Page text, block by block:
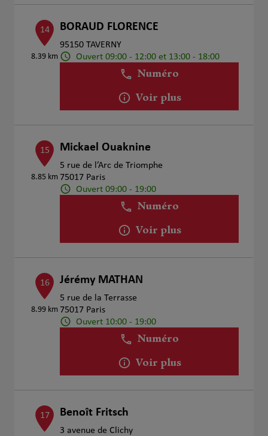
14
8.39 km
BORAUD FLORENCE
95150 TAVERNY
Ouvert 09:00 - 12:00 et 13:00 - 18:00
Numéro
Voir plus
15
8.85 km
Mickael Ouaknine
5 rue de l’Arc de Triomphe
75017 Paris
Ouvert 09:00 - 19:00
Numéro
Voir plus
16
8.99 km
Jérémy MATHAN
5 rue de la Terrasse
75017 Paris
Ouvert 10:00 - 19:00
Numéro
Voir plus
17 Benoît Fritsch
3 avenue de Clichy